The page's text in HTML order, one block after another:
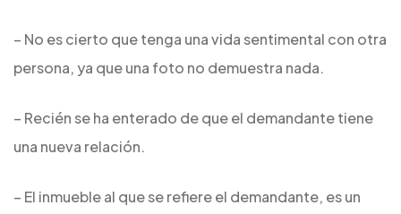
– No es cierto que tenga una vida sentimental con otra
persona, ya que una foto no demuestra nada.
– Recién se ha enterado de que el demandante tiene
una nueva relación.
– El inmueble al que se refiere el demandante, es un